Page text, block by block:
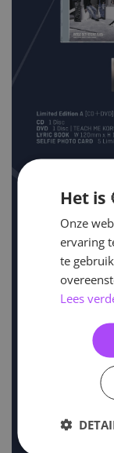
Het is
Onze
ervaring
te
Lees